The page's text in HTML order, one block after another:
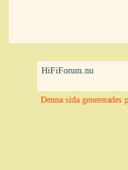
HiFiForum.nu
Denna sida genererades